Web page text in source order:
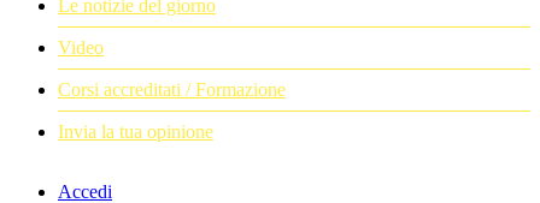
Le notizie del giorno
Video
Corsi accreditati / Formazione
Invia la tua opinione
Accedi